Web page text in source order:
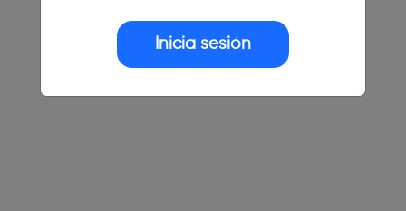
Inicia sesión